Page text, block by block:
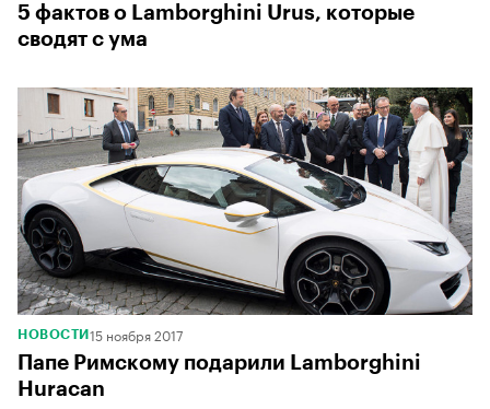
5 фактов о Lamborghini Urus, которые
сводят с ума
НОВОСТИ 15 ноября 2017
Папе Римскому подарили Lamborghini
Huracan